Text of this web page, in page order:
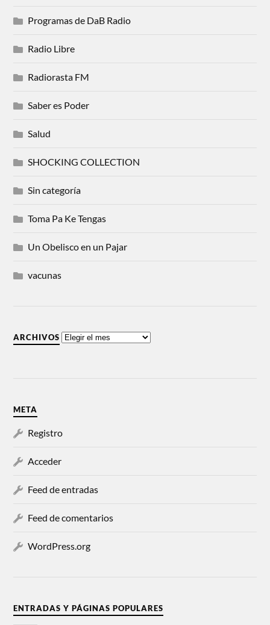
Programas de DaB Radio
Radio Libre
Radiorasta FM
Saber es Poder
Salud
SHOCKING COLLECTION
Sin categoría
Toma Pa Ke Tengas
Un Obelisco en un Pajar
vacunas
ARCHIVOS
META
Registro
Acceder
Feed de entradas
Feed de comentarios
WordPress.org
ENTRADAS Y PÁGINAS POPULARES